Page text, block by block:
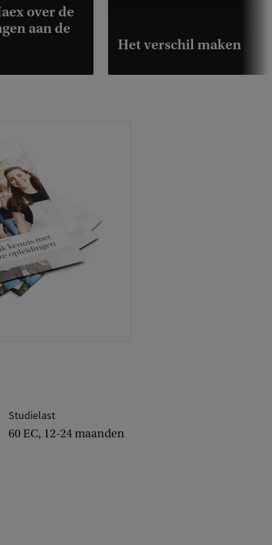
over de
aan de
Het verschil maken
Studielast
60 EC, 12-24 maanden